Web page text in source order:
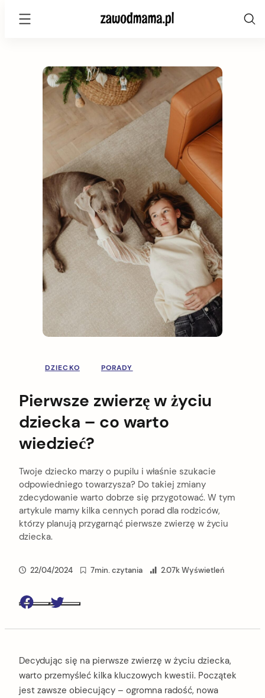
zawodmama.pl
DZIECKO PORADY
Pierwsze zwierzę w życiu
dziecka – co warto
wiedzieć?
Twoje dziecko marzy o pupilu i właśnie szukacie
odpowiedniego towarzysza? Do takiej zmiany
zdecydowanie warto dobrze się przygotować. W tym
artykule mamy kilka cennych porad dla rodziców,
którzy planują przygarnąć pierwsze zwierzę w życiu
dziecka.
22/04/2024 7min. czytania 2.07k Wyświetleń
Decydując się na pierwsze zwierzę w życiu dziecka,
warto przemyśleć kilka kluczowych kwestii. Początek
jest zawsze obiecujący – ogromna radość, nowa